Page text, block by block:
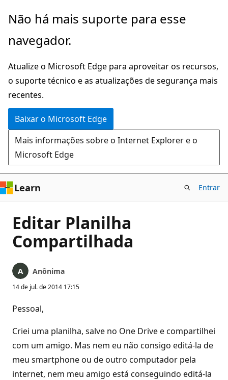
Pular
o
principal
Não há mais suporte para esse
navegador.
Atualize o Microsoft Edge para aproveitar os recursos,
o suporte técnico e as atualizações de segurança mais
recentes.
Baixar o Microsoft Edge
Mais informações sobre o Internet Explorer e o
Microsoft Edge
Learn Entrar
Editar Planilha
Compartilhada
Anônima
14 de jul. de 2014 17:15
Pessoal,
Criei uma planilha, salve no One Drive e compartilhei
com um amigo. Mas nem eu não consigo editá-la de
meu smartphone ou de outro computador pela
internet, nem meu amigo está conseguindo editá-la